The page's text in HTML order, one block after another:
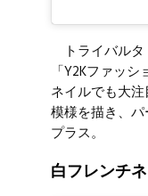
トライバルタ
「Y2Kファッ
ネイルでも大
模様を描き、
プラス。
白フレンチ